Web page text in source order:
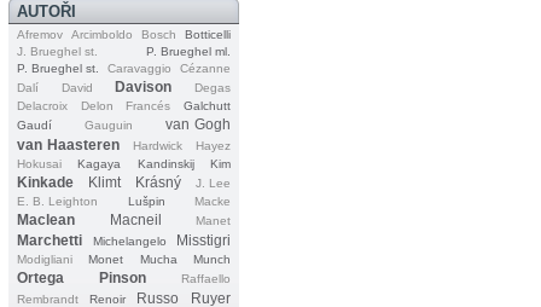
AUTOŘI
Afremov Arcimboldo Bosch
Botticelli
J. Brueghel st.
P. Brueghel ml.
P. Brueghel st.
Caravaggio
Cézanne
Dalí
David Davison
Degas
Delacroix
Delon Francés
Galchutt
Gaudí
Gauguin
van Gogh
van Haasteren
Hardwick
Hayez
Hokusai
Kagaya Kandinskij Kim
Kinkade Klimt Krásný
J. Lee
E. B. Leighton
Lušpin Macke
Maclean Macneil Manet
Marchetti Michelangelo Misstigri
Modigliani Monet Mucha Munch
Ortega Pinson
Raffaello
Rembrandt
Renoir Russo Ruyer